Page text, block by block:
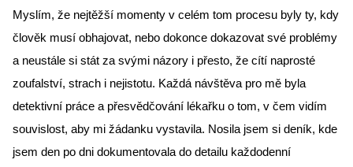
Myslím, že nejtěžší momenty v celém tom procesu byly ty, kdy
člověk musí obhajovat, nebo dokonce dokazovat své problémy
a neustále si stát za svými názory i přesto, že cítí naprosté
zoufalství, strach i nejistotu. Každá návštěva pro mě byla
detektivní práce a přesvědčování lékařku o tom, v čem vidím
souvislost, aby mi žádanku vystavila. Nosila jsem si deník, kde
jsem den po dni dokumentovala do detailu každodenní